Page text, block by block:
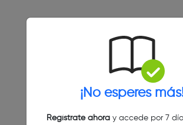
¡No esperes
Regístrate ahoray accede por 7